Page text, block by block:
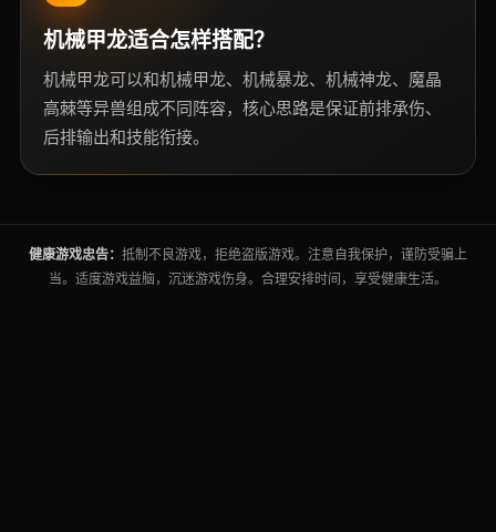
机械甲龙适合怎样搭配？
机械甲龙可以和机械甲龙、机械暴龙、机械神龙、魔晶
高棘等异兽组成不同阵容，核心思路是保证前排承伤、
后排输出和技能衔接。
健康游戏忠告： 抵制不良游戏，拒绝盗版游戏。注意自我保护，谨防受骗上
当。适度游戏益脑，沉迷游戏伤身。合理安排时间，享受健康生活。